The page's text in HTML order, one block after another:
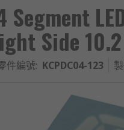
Side
件編號: KCPDC04-123